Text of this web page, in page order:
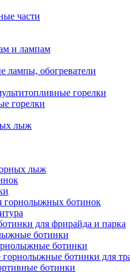
части
и лампам
лампы, обогреватели
горелки
горелки
лыж
лыж
горнолыжных ботинок
для фрирайда и парка
ботинки
ботинки
ботинки для
ботинки